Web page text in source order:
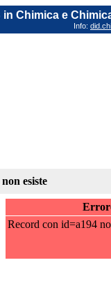
in Chimica e
Info:
esiste
Record con id=a194